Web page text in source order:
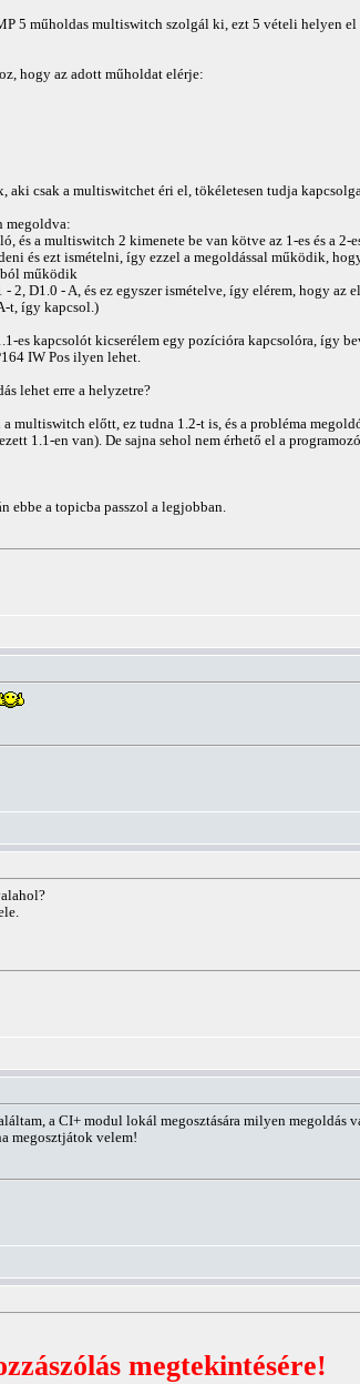
5 műholdas multiswitch szolgál ki, ezt 5 vételi helyen
hogy az adott műholdat elérje:
csak a multiswitchet éri el, tökéletesen tudja
megoldva:
és a multiswitch 2 kimenete be van kötve az 1-es és a
és ezt ismételni, így ezzel a megoldással működik,
működik
2, D1.0 - A, és ez egyszer ismételve, így elérem, hogy
t, így kapcsol.)
es kapcsolót kicserélem egy pozícióra kapcsolóra, így
IW Pos ilyen lehet.
lehet erre a helyzetre?
előtt, ez tudna 1.2-t is, és a probléma
1.1-en van). De sajna sehol nem érhető el a
ebbe a topicba passzol a legjobban.
a CI+ modul lokál megosztására milyen
megosztjátok velem!
megtekintésére!